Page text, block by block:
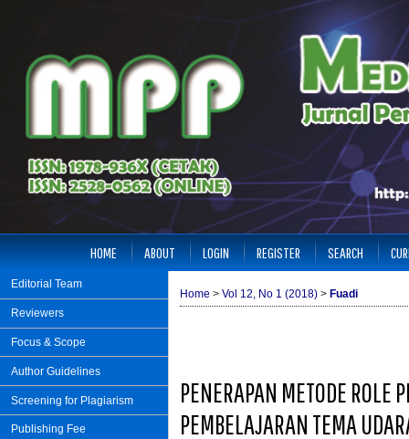
Editorial Team
Reviewers
Focus & Scope
Author Guidelines
Screening for Plagiarism
Publishing Fee
HOME ABOUT LOGIN REGISTER SEARCH
Home > Vol 12, No 1 (2018) > Fuadi
PENERAPAN METODE
PEMBELAJARAN TEMA